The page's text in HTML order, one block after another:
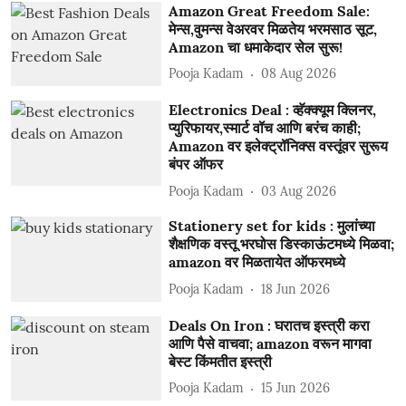
Amazon Great Freedom Sale:
मेन्स,वुमन्स वेअरवर मिळतेय भरमसाठ सूट,
Amazon चा धमाकेदार सेल सुरू!
Pooja Kadam 08 Aug 2026
Electronics Deal : व्हॅक्क्यूम क्लिनर,
प्युरिफायर,स्मार्ट वॉच आणि बरंच काही;
Amazon वर इलेक्ट्रॉनिक्स वस्तूंवर सुरूय
बंपर ऑफर
Pooja Kadam 03 Aug 2026
Stationery set for kids : मुलांच्या
शैक्षणिक वस्तू भरघोस डिस्काऊंटमध्ये मिळवा;
amazon वर मिळतायेत ऑफरमध्ये
Pooja Kadam 18 Jun 2026
Deals On Iron : घरातच इस्त्री करा
आणि पैसे वाचवा; amazon वरून मागवा
बेस्ट किंमतीत इस्त्री
Pooja Kadam 15 Jun 2026